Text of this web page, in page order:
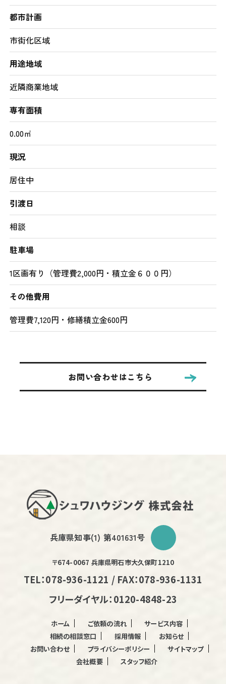
都市計画
市街化区域
用途地域
近隣商業地域
専有面積
0.00㎡
現況
居住中
引渡日
相談
駐車場
1区画有り（管理費2,000円・積立金６００円）
その他費用
管理費7,120円・修繕積立金600円
お問い合わせはこちら
兵庫県知事(1) 第401631号
〒674-0067 兵庫県明石市大久保町1210
TEL：078-936-1121 / FAX：078-936-1131
フリーダイヤル：0120-4848-23
ホーム ご依頼の流れ
サービス内容
相続の相談窓口
採用情報
お知らせ
お問い合わせ
プライバシーポリシー
サイトマップ
会社概要
スタッフ紹介